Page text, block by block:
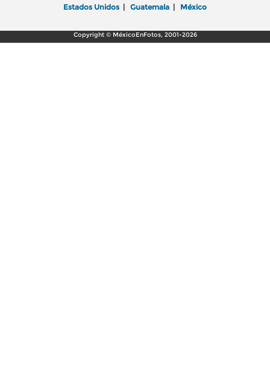
Estados Unidos | Guatemala | México
Copyright © MéxicoEnFotos, 2001-2026